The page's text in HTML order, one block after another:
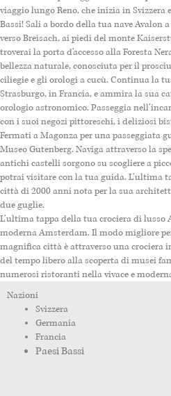
viaggio lungo Reno, che inizia in Svizzera
Bassi! Sali a bordo della tua nave Avalon
verso Breisach, ai piedi del monte
troverai la porta d’accesso alla Foresta
bellezza naturale, conosciuta per il
ciliegie e gli orologi a cucù. Continua la
Strasburgo, in Francia, e ammira la sua
orologio astronomico. Passeggia
con i suoi negozi pittoreschi, i deliziosi
Fermati a Magonza per una passeggiata
Museo Gutenberg. Naviga attraverso la
antichi castelli sorgono su scogliere a
potrai visitare con la tua guida. L’ultima
città di 2000 anni nota per la sua
due guglie.
L’ultima tappa della tua crociera di lusso
moderna Amsterdam. Il modo migliore
magnifica città è attraverso una crociera
del tempo libero alla scoperta di musei
numerosi ristoranti nella vivace e
Nazioni
Svizzera
Germania
Francia
Paesi Bassi